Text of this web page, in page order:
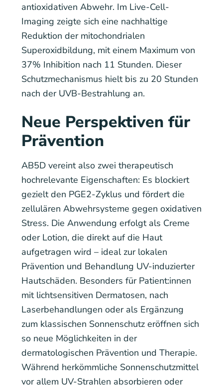
antioxidativen Abwehr. Im Live-Cell-
Imaging zeigte sich eine nachhaltige
Reduktion der mitochondrialen
Superoxidbildung, mit einem Maximum von
37% Inhibition nach 11 Stunden. Dieser
Schutzmechanismus hielt bis zu 20 Stunden
nach der UVB-Bestrahlung an.
Neue Perspektiven für
Prävention
AB5D vereint also zwei therapeutisch
hochrelevante Eigenschaften: Es blockiert
gezielt den PGE2-Zyklus und fördert die
zellulären Abwehrsysteme gegen oxidativen
Stress. Die Anwendung erfolgt als Creme
oder Lotion, die direkt auf die Haut
aufgetragen wird – ideal zur lokalen
Prävention und Behandlung UV-induzierter
Hautschäden. Besonders für Patient:innen
mit lichtsensitiven Dermatosen, nach
Laserbehandlungen oder als Ergänzung
zum klassischen Sonnenschutz eröffnen sich
so neue Möglichkeiten in der
dermatologischen Prävention und Therapie.
Während herkömmliche Sonnenschutzmittel
vor allem UV-Strahlen absorbieren oder